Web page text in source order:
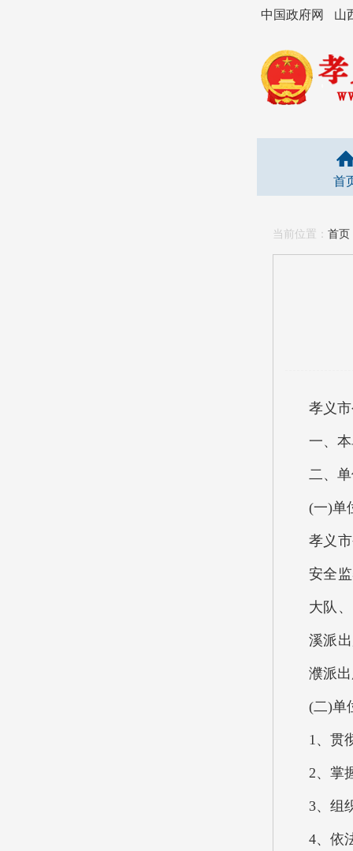
中国政府网 山
首
当前位置： 首页
孝义
一、
二、
(一)单
孝义
安全
大队
溪派
濮派
(二)单
1、贯
2、掌
3、组
4、依